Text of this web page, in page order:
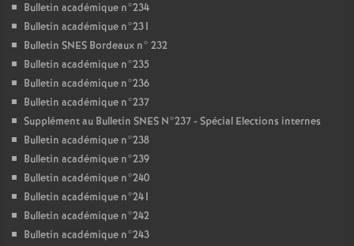
Bulletin académique n°234
Bulletin académique n°231
Bulletin SNES Bordeaux n° 232
Bulletin académique n°235
Bulletin académique n°236
Bulletin académique n°237
Supplément au Bulletin SNES N°237 - Spécial Elections internes
Bulletin académique n°238
Bulletin académique n°239
Bulletin académique n°240
Bulletin académique n°241
Bulletin académique n°242
Bulletin académique n°243